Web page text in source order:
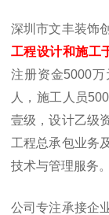
深圳市文丰装饰
工程设计和施工
注册资金5000
人，施工人员
壹级，设计乙级
工程总承包业务
技术与管理服务。
公司专注承接企